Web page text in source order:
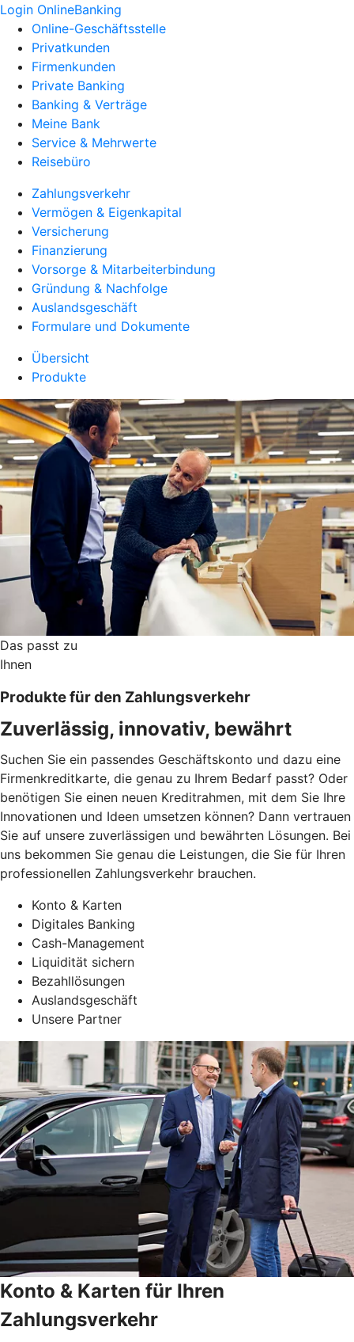
Login OnlineBanking
Online-Geschäftsstelle
Privatkunden
Firmenkunden
Private Banking
Banking & Verträge
Meine Bank
Service & Mehrwerte
Reisebüro
Zahlungsverkehr
Vermögen & Eigenkapital
Versicherung
Finanzierung
Vorsorge & Mitarbeiterbindung
Gründung & Nachfolge
Auslandsgeschäft
Formulare und Dokumente
Übersicht
Produkte
Das passt zu
Ihnen
Produkte für den Zahlungsverkehr
Zuverlässig, innovativ, bewährt
Suchen Sie ein passendes Geschäftskonto und dazu eine
Firmenkreditkarte, die genau zu Ihrem Bedarf passt? Oder
benötigen Sie einen neuen Kreditrahmen, mit dem Sie Ihre
Innovationen und Ideen umsetzen können? Dann vertrauen
Sie auf unsere zuverlässigen und bewährten Lösungen. Bei
uns bekommen Sie genau die Leistungen, die Sie für Ihren
professionellen Zahlungsverkehr brauchen.
Konto & Karten
Digitales Banking
Cash-Management
Liquidität sichern
Bezahllösungen
Auslandsgeschäft
Unsere Partner
Konto & Karten für Ihren
Zahlungsverkehr